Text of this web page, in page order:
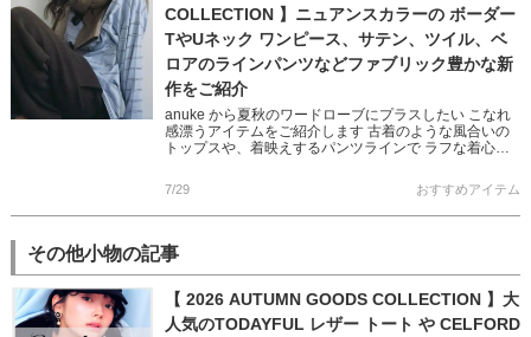
COLLECTION 】ニュアンスカラーの ボーダー
TやUネック ワンピース、サテン、ツイル、ベ
ロアのラインパンツなどファブリック豊かな新
作をご紹介
anuke から夏秋のワードローブにプラスしたい こなれ
感漂うアイテムをご紹介します 古着のような風合いの
トップスや、着映えするパンツラインで ラフな着心地
7/29 おすすめアイテム
その他小物の記事
【 2026 AUTUMN GOODS COLLECTION 】大
人気のTODAYFUL レザー トート や CELFORD